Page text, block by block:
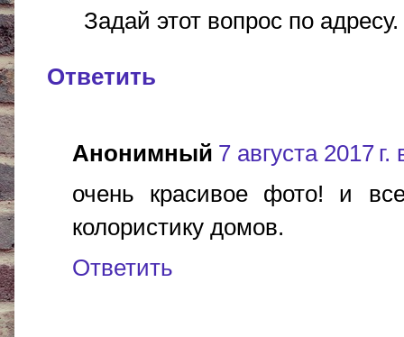
Задай этот вопрос по адресу.
Ответить
Анонимный 7 августа 2017 г.
очень красивое фото! и
колористику домов.
Ответить